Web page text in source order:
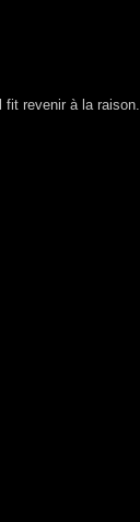
fit revenir à la raison.